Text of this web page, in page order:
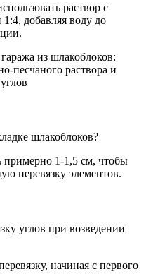
раствор с
добавляя воду до
шлакоблоков?
примерно 1-1,5 см, чтобы
перевязку элементов.
углов при возведении
начиная с первого